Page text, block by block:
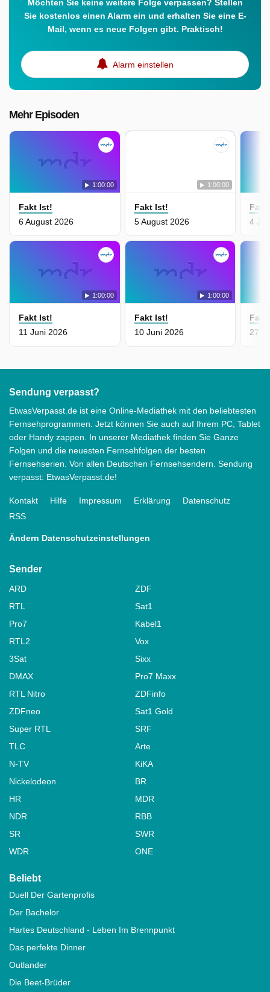
Möchten Sie keine weitere Folge verpassen? Stellen
Sie kostenlos einen Alarm ein und erhalten Sie eine E-
Mail, wenn es neue Folgen gibt. Praktisch!
Alarm einstellen
Mehr Episoden
1:00:00
Fakt Ist!
6 August 2026
1:00:00
Fakt Ist!
5 August 2026
1:00:00
Fakt Ist!
11 Juni 2026
1:00:00
Fakt Ist!
10 Juni 2026
4
27
Sendung verpasst?
EtwasVerpasst.de ist eine Online-Mediathek mit den beliebtesten
Fernsehprogrammen. Jetzt können Sie auch auf Ihrem PC, Tablet
oder Handy zappen. In unserer Mediathek finden Sie Ganze
Folgen und die neuesten Fernsehfolgen der besten
Fernsehserien. Von allen Deutschen Fernsehsendern. Sendung
verpasst: EtwasVerpasst.de!
Kontakt Hilfe Impressum Erklärung
Datenschutz
RSS
Ändern Datenschutzeinstellungen
Sender
ARD
ZDF
RTL
Sat1
Pro7
Kabel1
RTL2
Vox
3Sat
Sixx
DMAX
Pro7 Maxx
RTL Nitro
ZDFinfo
ZDFneo
Sat1 Gold
Super RTL
SRF
TLC
Arte
N-TV
KiKA
Nickelodeon
BR
HR
MDR
NDR
RBB
SR
SWR
WDR
ONE
Beliebt
Duell Der Gartenprofis
Der Bachelor
Hartes Deutschland - Leben Im Brennpunkt
Das perfekte Dinner
Outlander
Die Beet-Brüder